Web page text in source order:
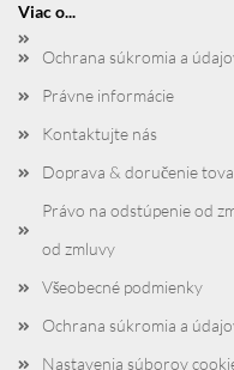
Viac o...
Ochrana súkromia a
Právne informácie
Kontaktujte nás
Doprava & doručenie
Právo na odstúpenie od
od zmluvy
Všeobecné podmienky
Ochrana súkromia a
Nastavenia súborov